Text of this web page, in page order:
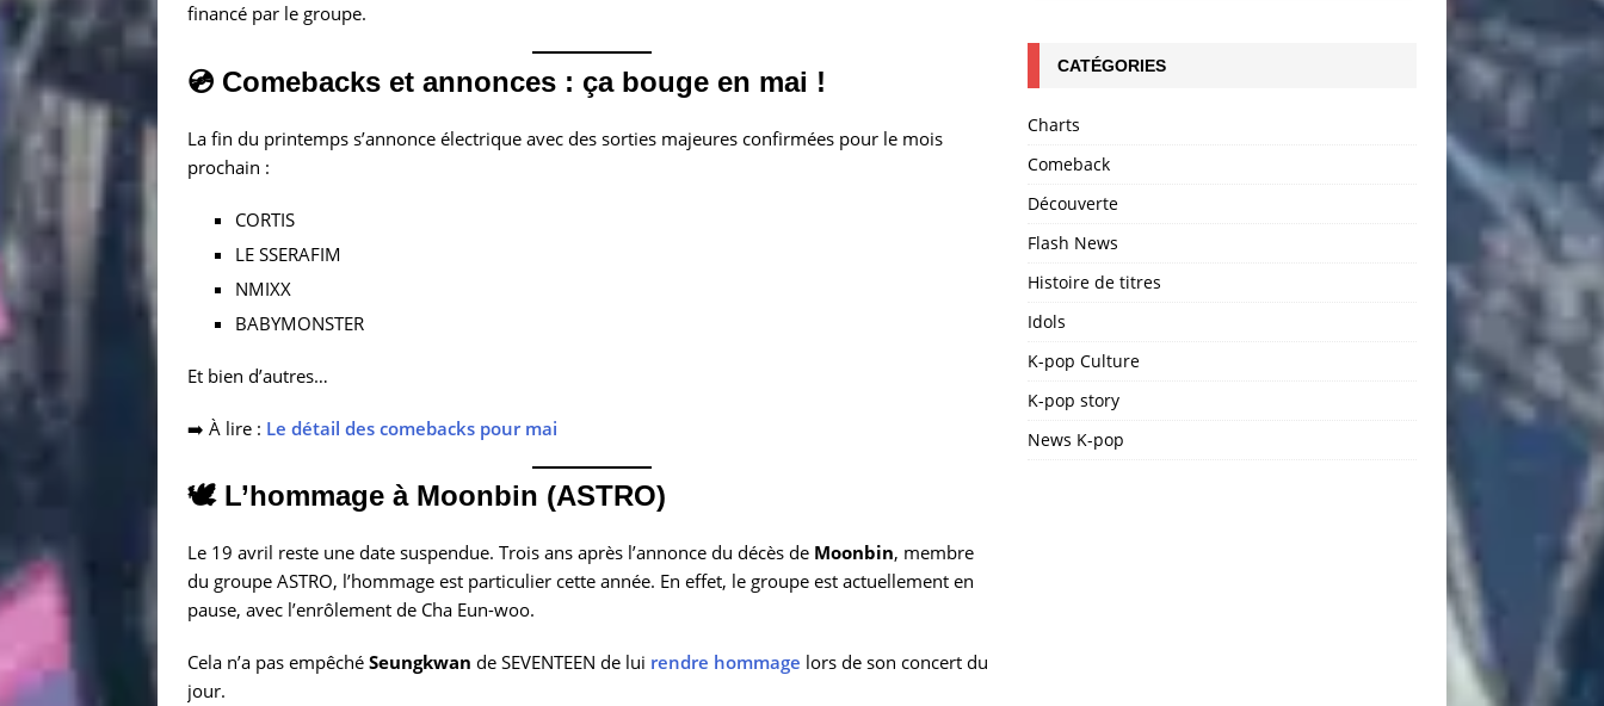
financé par le groupe.
💿 Comebacks et annonces : ça bouge en mai !
La fin du printemps s’annonce électrique avec des sorties majeures confirmées pour le mois
prochain :
CORTIS
LE SSERAFIM
NMIXX
BABYMONSTER
Et bien d’autres…
➡️ À lire : Le détail des comebacks pour mai
🕊️ L’hommage à Moonbin (ASTRO)
Le 19 avril reste une date suspendue. Trois ans après l’annonce du décès de Moonbin, membre
du groupe ASTRO, l’hommage est particulier cette année. En effet, le groupe est actuellement en
pause, avec l’enrôlement de Cha Eun-woo.
Cela n’a pas empêché Seungkwan de SEVENTEEN de lui rendre hommage lors de son concert du
jour.
CATÉGORIES
Charts
Comeback
Découverte
Flash News
Histoire de titres
Idols
K-pop Culture
K-pop story
News K-pop